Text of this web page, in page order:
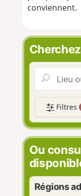
conviennent.
Filtres
Ou
Régions